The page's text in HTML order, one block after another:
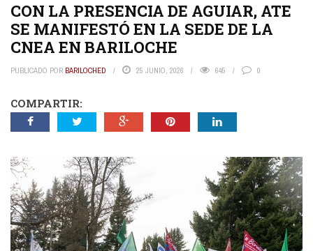
CON LA PRESENCIA DE AGUIAR, ATE
SE MANIFESTÓ EN LA SEDE DE LA
CNEA EN BARILOCHE
PUBLICADO POR BARILOCHED 25 JUNIO, 2026 645 0
COMPARTIR: